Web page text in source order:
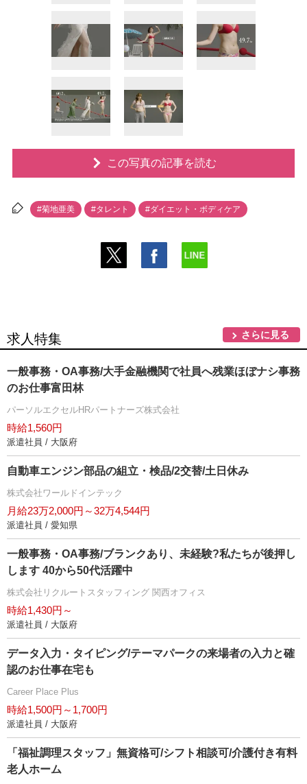
この写真の記事を読む
#菊地亜美 #タレント #ダイエット・ボディケア
求人特集 さらに見る
一般事務・OA事務/大手金融機関で社員へ残業ほぼナシ事務
のお仕事富田林
パーソルエクセルHRパートナーズ株式会社
時給1,560円
派遣社員 / 大阪府
自動車エンジン部品の組立・検品/2交替/土日休み
株式会社ワールドインテック
月給23万2,000円～32万4,544円
派遣社員 / 愛知県
一般事務・OA事務/ブランクあり、未経験?私たちが後押し
します 40から50代活躍中
株式会社リクルートスタッフィング 関西オフィス
時給1,430円～
派遣社員 / 大阪府
データ入力・タイピング/テーマパークの来場者の入力と確
認のお仕事在宅も
Career Place Plus
時給1,500円～1,700円
派遣社員 / 大阪府
「福祉調理スタッフ」無資格可/シフト相談可/介護付き有料
老人ホーム